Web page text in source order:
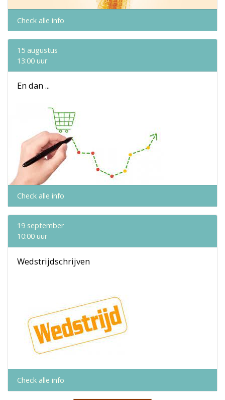
Check alle info
15 augustus
13:00 uur
En dan ...
Check alle info
19 september
10:00 uur
Wedstrijdschrijven
Check alle info